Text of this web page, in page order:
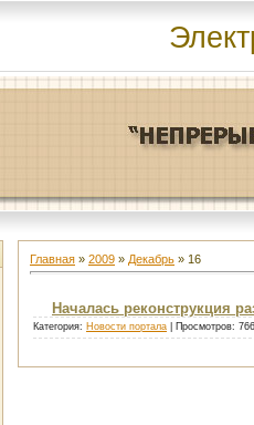
Главная » 2009 » Декабрь » 16
Началась реконструкция
Категория: Новости портала | Просмотров: